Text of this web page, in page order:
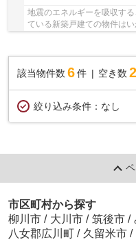
地震のエネルギーを吸収す
ている新築戸建ての物件は
該当物件数 6件 空き数 2
絞り込み条件： なし
市区町村から探す
柳川市 / 大川市 / 筑後市 /
八女郡広川町 / 久留米市 /